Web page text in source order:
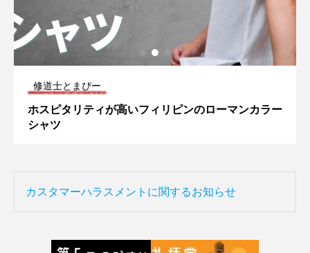
修道士とまぴー
ホスピタリティが高いフィリピンのローマンカラー
シャツ
カスタマーハラスメントに関するお知らせ